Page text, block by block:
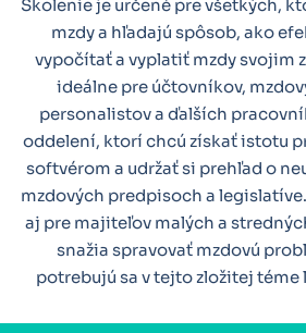
Školenie je určené pre všetkých,
mzdy a hľadajú spôsob, ako
vypočítať a vyplatiť mzdy svojim
ideálne pre účtovníkov,
personalistov a ďalších
oddelení, ktorí chcú získať istotu
softvérom a udržať si prehľad o
mzdových predpisoch a
aj pre majiteľov malých a
snažia spravovať mzdovú
potrebujú sa v tejto zložitej téme